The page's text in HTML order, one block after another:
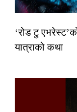
‘रोड टु
यात्राको कथा